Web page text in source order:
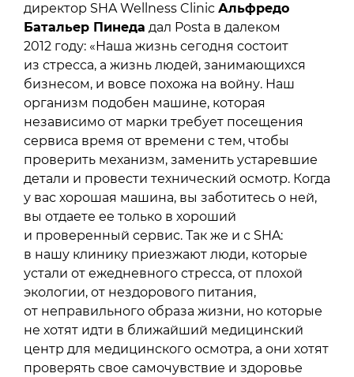
директор SHA Wellness Clinic Альфредо
Батальер Пинеда дал Posta в далеком
2012 году: «Наша жизнь сегодня состоит
из стресса, а жизнь людей, занимающихся
бизнесом, и вовсе похожа на войну. Наш
организм подобен машине, которая
независимо от марки требует посещения
сервиса время от времени с тем, чтобы
проверить механизм, заменить устаревшие
детали и провести технический осмотр. Когда
у вас хорошая машина, вы заботитесь о ней,
вы отдаете ее только в хороший
и проверенный сервис. Так же и с SHA:
в нашу клинику приезжают люди, которые
устали от ежедневного стресса, от плохой
экологии, от нездорового питания,
от неправильного образа жизни, но которые
не хотят идти в ближайший медицинский
центр для медицинского осмотра, а они хотят
проверять свое самочувствие и здоровье